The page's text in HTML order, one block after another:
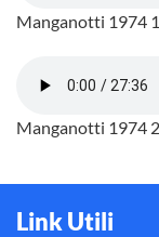
Manganotti 1974
Manganotti 1974
Link Utili